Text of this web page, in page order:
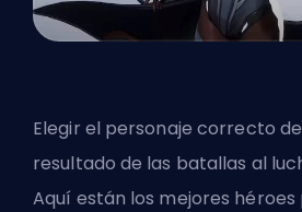
Elegir el personaje correcto
resultado de las batallas al
Aquí están los mejores héroes